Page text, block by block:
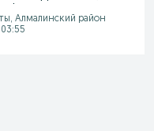
Алмалинский район
03:55